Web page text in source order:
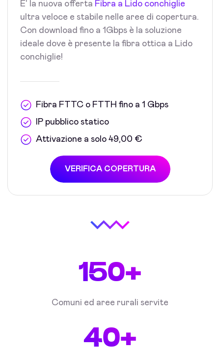
E' la nuova offerta Fibra a Lido conchiglie
ultra veloce e stabile nelle aree di copertura.
Con download fino a 1Gbps è la soluzione
ideale dove è presente la fibra ottica a Lido
conchiglie!
Fibra FTTC o FTTH fino a 1 Gbps
IP pubblico statico
Attivazione a solo 49,00 €
VERIFICA COPERTURA
150+
Comuni ed aree rurali servite
40+